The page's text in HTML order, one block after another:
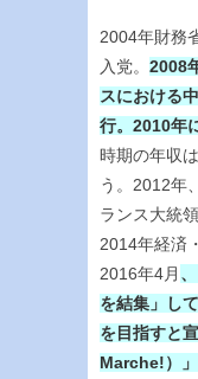
2004年財務
入党。 2008
スにおける
行。2010年
時期の年収
う。2012年
ランス大統
2014年経済
2016年4月
を結集」し
を目指すと
Marche!）